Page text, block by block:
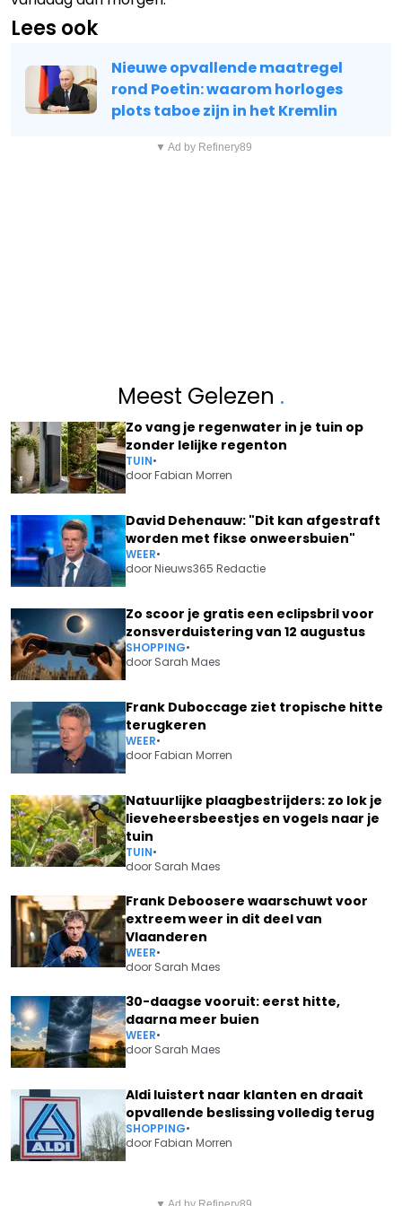
Lees ook
Nieuwe opvallende maatregel
rond Poetin: waarom horloges
plots taboe zijn in het Kremlin
▼ Ad by Refinery89
Meest Gelezen .
Zo vang je regenwater in je tuin op
zonder lelijke regenton
TUIN•
doorFabian Morren
David Dehenauw: "Dit kan afgestraft
worden met fikse onweersbuien"
WEER•
doorNieuws365 Redactie
Zo scoor je gratis een eclipsbril voor
zonsverduistering van 12 augustus
SHOPPING•
door Sarah Maes
Frank Duboccage ziet tropische hitte
terugkeren
WEER•
doorFabian Morren
Natuurlijke plaagbestrijders: zo lok je
lieveheersbeestjes en vogels naar je
tuin
TUIN•
door Sarah Maes
Frank Deboosere waarschuwt voor
extreem weer in dit deel van
Vlaanderen
WEER•
door Sarah Maes
30-daagse vooruit: eerst hitte,
daarna meer buien
WEER•
door Sarah Maes
Aldi luistert naar klanten en draait
opvallende beslissing volledig terug
SHOPPING•
doorFabian Morren